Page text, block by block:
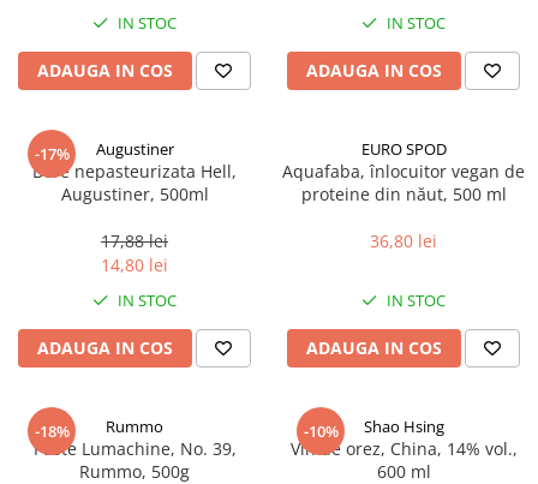
IN STOC
ADAUGA IN COS
IN STOC
ADAUGA IN COS
-17% Augustiner
Bere nepasteurizata Hell,
Augustiner, 500ml
17,88 lei
14,80 lei
IN STOC
ADAUGA IN COS
EURO SPOD
Aquafaba, înlocuitor vegan de
proteine ​​din năut, 500 ml
36,80 lei
IN STOC
ADAUGA IN COS
-18% Rummo
Paste Lumachine, No. 39,
Rummo, 500g
-10% Shao Hsing
Vin de orez, China, 14% vol.,
600 ml